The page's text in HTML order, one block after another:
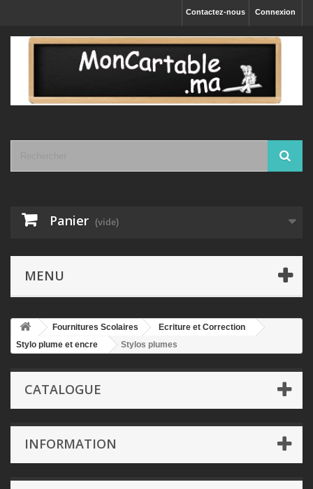
Connexion
Contactez-nous
Panier (vide)
MENU
Fournitures Scolaires
Ecriture et Correction
Stylo plume et encre
Stylos plumes
CATALOGUE
INFORMATION